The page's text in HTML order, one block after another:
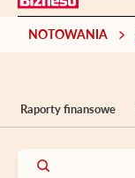
NOTOWANIA
Raporty finansowe